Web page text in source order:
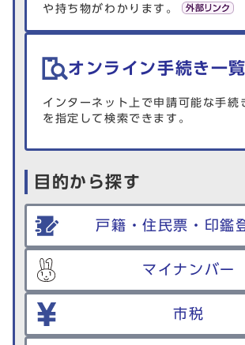
や持ち物がわかります。
オンライン手続き一覧
インターネット上で申請可能な手続
を指定して検索できます。
目的から探す
戸籍・住民票・印鑑
マイナンバー
市税